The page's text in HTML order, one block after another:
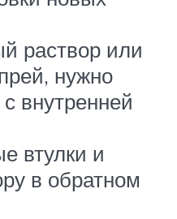
раствор или
нужно
внутренней
втулки и
в обратном